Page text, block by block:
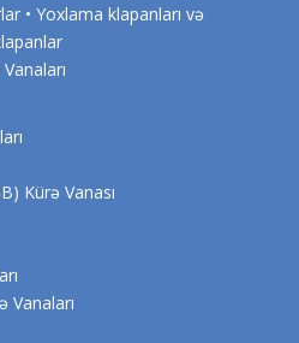
• Yoxlama klapanları və
Kürə Vanası
Vanaları